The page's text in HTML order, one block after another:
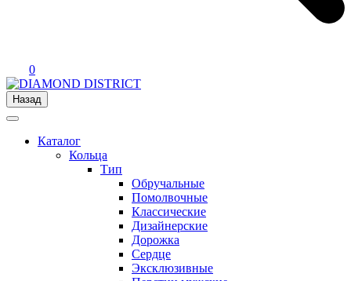
0
Назад
Каталог
Кольца
Тип
Обручальные
Помолвочные
Классические
Дизайнерские
Дорожка
Сердце
Эксклюзивные